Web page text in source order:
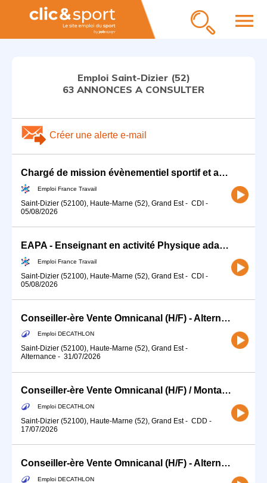
menu
Emploi Saint-Dizier (52)
63 ANNONCES A CONSULTER
Créer une alerte e-mail
Chargé de mission évènementiel sportif et associatif (H/F)
Emploi France Travail
Saint-Dizier (52100), Haute-Marne (52), Grand Est- CDI -
05/08/2026
EAPA - Enseignant en activité Physique adapté (H/F)
Emploi France Travail
Saint-Dizier (52100), Haute-Marne (52), Grand Est- CDI -
05/08/2026
Conseiller-ère Vente Omnicanal (H/F) - Alternance
Emploi DECATHLON
Saint-Dizier (52100), Haute-Marne (52), Grand Est-
Alternance - 31/07/2026
Conseiller-ère Vente Omnicanal (H/F) / Montage vélo
Emploi DECATHLON
Saint-Dizier (52100), Haute-Marne (52), Grand Est- CDD -
17/07/2026
Conseiller-ère Vente Omnicanal (H/F) - Alternance
Emploi DECATHLON